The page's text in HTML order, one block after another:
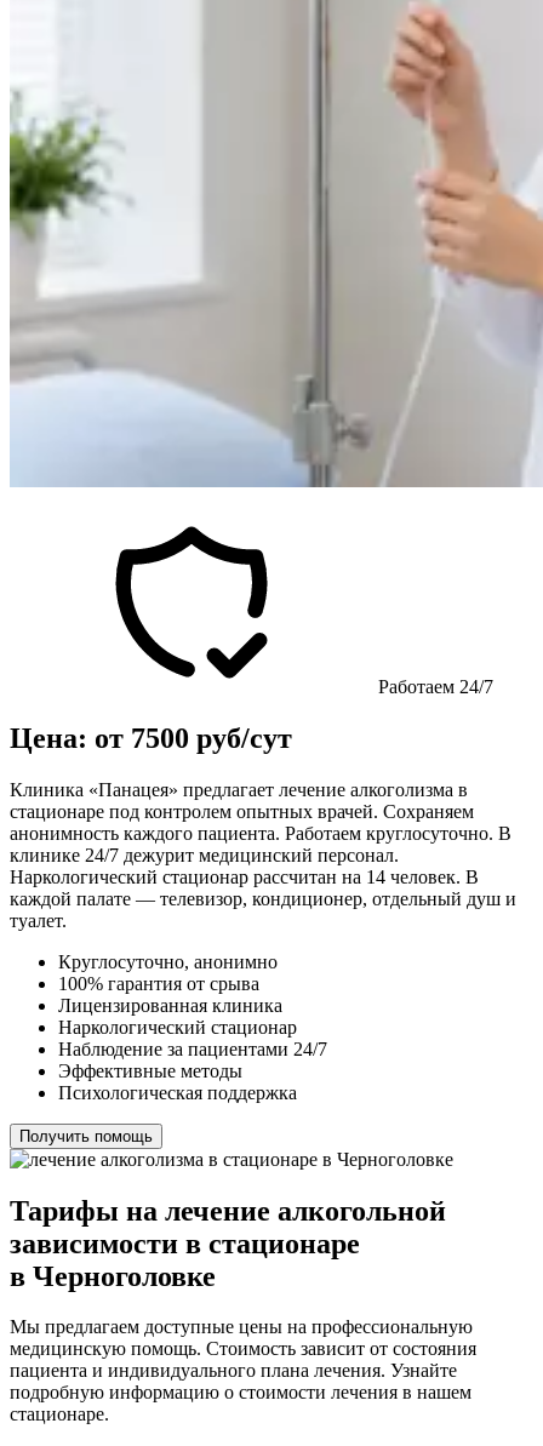
Работаем 24/7
Цена: от 7500 руб/сут
Клиника «Панацея» предлагает лечение алкоголизма в
стационаре под контролем опытных врачей. Сохраняем
анонимность каждого пациента. Работаем круглосуточно. В
клинике 24/7 дежурит медицинский персонал.
Наркологический стационар рассчитан на 14 человек. В
каждой палате — телевизор, кондиционер, отдельный душ и
туалет.
Круглосуточно, анонимно
100% гарантия от срыва
Лицензированная клиника
Наркологический стационар
Наблюдение за пациентами 24/7
Эффективные методы
Психологическая поддержка
Получить помощь
Тарифы на лечение алкогольной
зависимости в стационаре
в Черноголовке
Мы предлагаем доступные цены на профессиональную
медицинскую помощь. Стоимость зависит от состояния
пациента и индивидуального плана лечения. Узнайте
подробную информацию о стоимости лечения в нашем
стационаре.